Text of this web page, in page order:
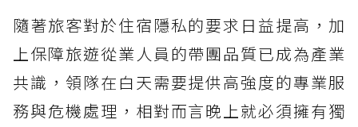
隨著旅客對於住宿隱私的要求日益提高，加
上保障旅遊從業人員的帶團品質已成為產業
共識，領隊在白天需要提供高強度的專業服
務與危機處理，相對而言晚上就必須擁有獨